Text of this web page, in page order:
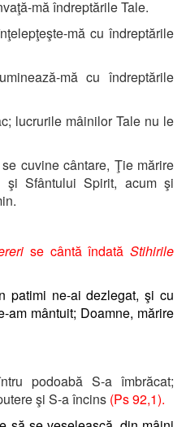
mă îndreptările Tale.
mă cu îndreptările
mă cu îndreptările
lucrurile mâinilor Tale nu le
cuvine cântare, Ţie mărire
Sfântului Spirit, acum şi
se cântă îndată Stihirile
patimi ne-ai dezlegat, şi cu
am mântuit; Doamne, mărire
podoabă S-a îmbrăcat;
şi S-a încins (Ps 92,1).